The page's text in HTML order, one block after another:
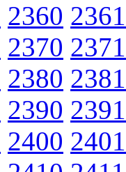
2360 2361
2370 2371
2380 2381
2390 2391
2400 2401